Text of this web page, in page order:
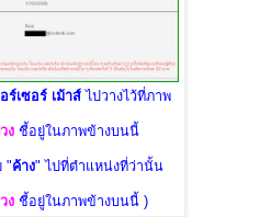
อร์เซอร์ เม้าส์ไปวางไว้ที่ภาพ
งชี้อยู่ในภาพข้างบนนี้
"ค้าง" ไปที่ตำแหน่งที่ว่านั้น
งชี้อยู่ในภาพข้างบนนี้ )